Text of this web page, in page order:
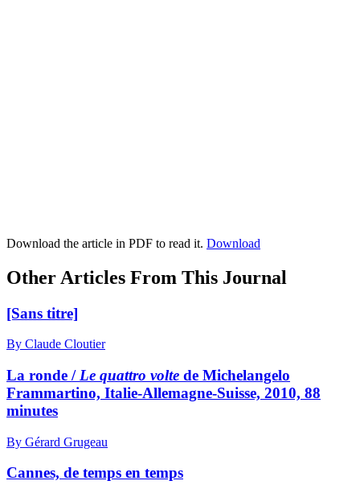
Download the article in PDF to read it. Download
Other Articles From This Journal
[Sans titre]
By Claude Cloutier
La ronde / Le quattro volte de Michelangelo
Frammartino, Italie-Allemagne-Suisse, 2010, 88
minutes
By Gérard Grugeau
Cannes, de temps en temps